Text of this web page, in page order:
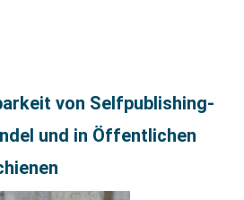
von Selfpublishing-
und in Öffentlichen